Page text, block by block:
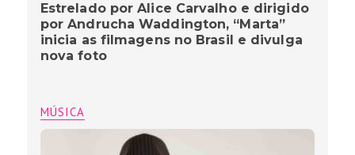
Estrelado por Alice Carvalho e dirigido
por Andrucha Waddington, “Marta”
inicia as filmagens no Brasil e divulga
nova foto
MÚSICA